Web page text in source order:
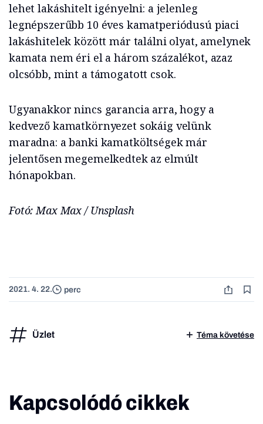
lehet lakáshitelt igényelni: a jelenleg
legnépszerűbb 10 éves kamatperiódusú piaci
lakáshitelek között már találni olyat, amelynek
kamata nem éri el a három százalékot, azaz
olcsóbb, mint a támogatott csok.
Ugyanakkor nincs garancia arra, hogy a
kedvező kamatkörnyezet sokáig velünk
maradna: a banki kamatköltségek már
jelentősen megemelkedtek az elmúlt
hónapokban.
Fotó: Max Max / Unsplash
2021. 4. 22. perc
Üzlet Téma követése
Kapcsolódó cikkek